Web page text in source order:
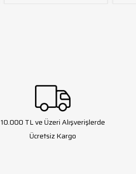
10.000 TL ve Üzeri Alışverişlerde
Ücretsiz Kargo